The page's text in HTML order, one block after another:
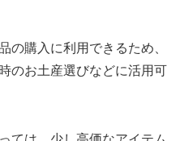
の購入に利用できるため、
のお土産選びなどに活用可